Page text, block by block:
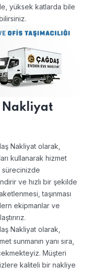
yüksek katlarda bile
Nakliyat
Nakliyat olarak,
kullanarak hizmet
sürecinizde
ve hızlı bir şekilde
taşınması
ekipmanlar ve
Nakliyat olarak,
sunmanın yanı sıra,
Müşteri
kaliteli bir nakliye